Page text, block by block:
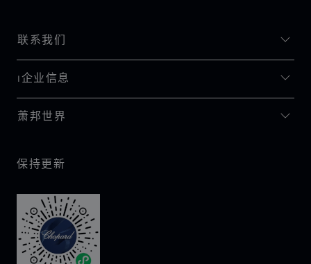
联系我们
I企业信息
萧邦世界
保持更新